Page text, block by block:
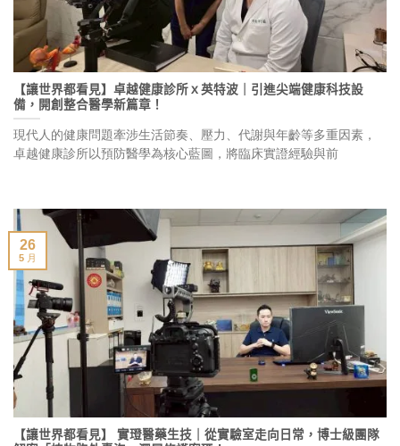
【讓世界都看見】卓越健康診所ｘ英特波｜引進尖端健康科技設
備，開創整合醫學新篇章！
現代人的健康問題牽涉生活節奏、壓力、代謝與年齡等多重因素，
卓越健康診所以預防醫學為核心藍圖，將臨床實證經驗與前
【讓世界都看見】 實璒醫藥生技｜從實驗室走向日常，博士級團隊
26
5 月